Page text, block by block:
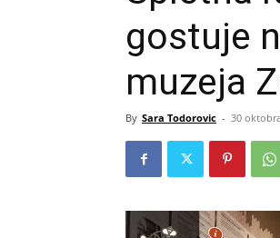
gostuje
muzeja
By Sara Todorovic - 30